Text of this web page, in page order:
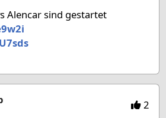
Alencar sind gestartet
29. Dec '25 2